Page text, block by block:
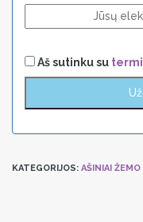
Aš sutinku su
KATEGORIJOS: AŠINIAI